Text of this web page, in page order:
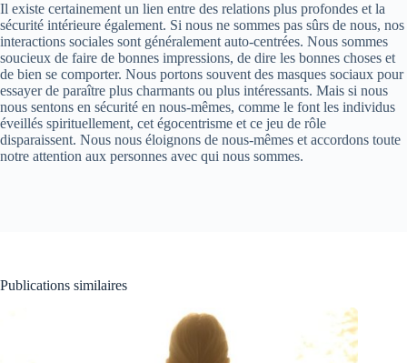
Il existe certainement un lien entre des relations plus profondes et la
sécurité intérieure également. Si nous ne sommes pas sûrs de nous, nos
interactions sociales sont généralement auto-centrées. Nous sommes
soucieux de faire de bonnes impressions, de dire les bonnes choses et
de bien se comporter. Nous portons souvent des masques sociaux pour
essayer de paraître plus charmants ou plus intéressants. Mais si nous
nous sentons en sécurité en nous-mêmes, comme le font les individus
éveillés spirituellement, cet égocentrisme et ce jeu de rôle
disparaissent. Nous nous éloignons de nous-mêmes et accordons toute
notre attention aux personnes avec qui nous sommes.
Publications similaires